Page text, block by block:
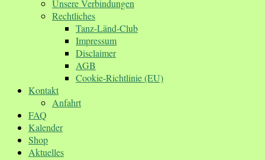
Unsere Verbindungen
Rechtliches
Tanz-Länd-Club
Impressum
Disclaimer
AGB
Cookie-Richtlinie (EU)
Kontakt
Anfahrt
FAQ
Kalender
Shop
Aktuelles